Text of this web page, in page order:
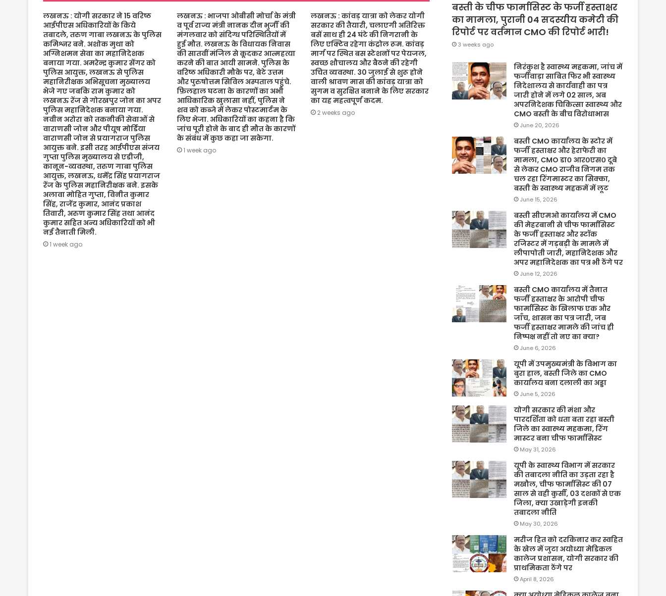
लखनऊ : योगी सरकार ने 15 वरिष्ठ
आईपीएस अधिकारियों के किये
तबादले, तरुण गाबा लखनऊ के पुलिस
कमिश्नर बने. अशोक मुथा को
अग्निशमन सेवा का महानिदेशक
बनाया गया. अमरेन्द्र कुमार सेंगर को
पुलिस आयुक्त, लखनऊ से पुलिस
महानिरीक्षक अभिसूचना मुख्यालय
भेजे गए जबकि राम कुमार को
लखनऊ रेंज से गोरखपुर जोन का अपर
पुलिस महानिदेशक बनाया गया.
नवीन अरोरा को तकनीकी सेवाओं से
वाराणसी जोन और पीयूष मोर्डिया
वाराणसी जोन से प्रयागराज पुलिस
आयुक्त बने. इसी तरह आईपीएस संजय
गुप्ता पुलिस मुख्यालय से एडीजी,
कानून-व्यवस्था, तरुण गाबा पुलिस
आयुक्त, लखनऊ, धर्मेंद्र सिंह प्रयागराज
रेंज के पुलिस महानिरीक्षक बने. इसके
अलावा मोहित गुप्ता, विनीत कुमार
सिंह, राजेंद्र कुमार, आनंद प्रकाश
तिवारी, अरुण कुमार सिंह तथा आनंद
कुमार सहित अन्य अधिकारियों को भी
नई तैनाती मिली.
1 week ago
लखनऊ : भाजपा ओबीसी मोर्चा के मंत्री
व पूर्व राज्य मंत्री नानक दीन भुर्जी की
मंगलवार को संदिग्ध परिस्थितियों में
हुई मौत. लखनऊ के विधायक निवास
की सातवीं मंजिल से कूदकर आत्महत्या
करने की बात आयी सामने. पुलिस के
वरिष्ठ अधिकारी मौके पर, बेटे उत्तम
और पुरुषोत्तम सिविल अस्पताल पहुंचे.
फ़िलहाल घटना के कारणों का अभी
आधिकारिक खुलासा नहीं, पुलिस ने
शव को कब्जे में लेकर पोस्टमार्टम के
लिए भेजा. अधिकारियों का कहना है कि
जांच पूरी होने के बाद ही मौत के कारणों
के संबंध में कुछ कहा जा सकेगा.
1 week ago
लखनऊ : कांवड़ यात्रा को लेकर योगी
सरकार की तैयारी, चलाएगी अतिरिक्त
बसें साथ ही 24 घंटे की निगरानी के
लिए एक्टिव रहेगा कंट्रोल रूम. कांवड़
मार्ग पर स्थित बस स्टेशनों पर पेयजल,
स्वच्छ शौचालय और बैठने की रहेगी
उचित व्यवस्था. 30 जुलाई से शुरू होने
वाली श्रावण मास की कांवड़ यात्रा को
सुगम व सुरक्षित बनाने के लिए सरकार
का यह महत्वपूर्ण कदम.
2 weeks ago
बस्ती के चीफ फार्मासिस्ट के फर्जी हस्ताक्षर
का मामला, पुरानी 04 सदस्यीय कमेटी की
रिपोर्ट पर वर्तमान CMO की रिपोर्ट भारी!
3 weeks ago
निरंकुश है स्वास्थ्य महकमा, जांच में
फर्जीवाड़ा साबित फिर भी स्वास्थ्य
निदेशालय से कार्यवाही का पत्र
जारी होने में लगे 02 साल, अब
अपरनिदेशक चिकित्सा स्वास्थ्य और
CMO बस्ती के बीच विरोधाभास
June 20, 2026
बस्ती CMO कार्यालय के स्टोर में
फर्जी हस्ताक्षर और हेराफेरी का
मामला, CMO डा० आर०एस० दूबे
से लेकर CMO राजीव निगम तक
चल रहा रिंगमास्टर का सिक्का,
बस्ती के स्वास्थ्य महकमें में लूट
June 15, 2026
बस्ती सीएमओ कार्यालय में CMO
की मेहरबानी से चीफ फार्मासिस्ट
के फर्जी हस्ताक्षर और स्टॉक
रजिस्टर में गड़बड़ी के मामले में
लीपापोती जारी, महानिदेशक और
अपर महानिदेशक का पत्र भी ठेंगे पर
June 12, 2026
बस्ती CMO कार्यालय में तैनात
फर्जी हस्ताक्षर के आरोपी चीफ
फार्मासिस्ट के खिलाफ एक और
जाँच, शासन का पत्र जारी, जब
फर्जी हस्ताक्षर मामले की जांच ही
निष्पक्ष नहीं तो नए का क्या?
June 6, 2026
यूपी में उपमुख्यमंत्री के विभाग का
बुरा हाल, बस्ती जिले का CMO
कार्यालय बना दलाली का अड्डा
June 5, 2026
योगी सरकार की मंशा और
पारदर्शिता को धता बता रहा बस्ती
जिले का स्वास्थ्य महकमा, रिंग
मास्टर बना चीफ फार्मासिस्ट
May 31, 2026
यूपी के स्वास्थ्य विभाग में सरकार
की तबादला नीति का उड़ता रहा है
मखौल, चीफ फार्मासिस्ट की 07
साल से वही कुर्सी, 03 दशकों से एक
जिला, क्या उखाड़ेगी इनकी
तबादला नीति
May 30, 2026
मरीज हित को दरकिनार कर स्वहित
के खेल में जुटा अयोध्या मेडिकल
कालेज प्रशासन, योगी सरकार की
प्राथमिकता ठेंगे पर
April 8, 2026